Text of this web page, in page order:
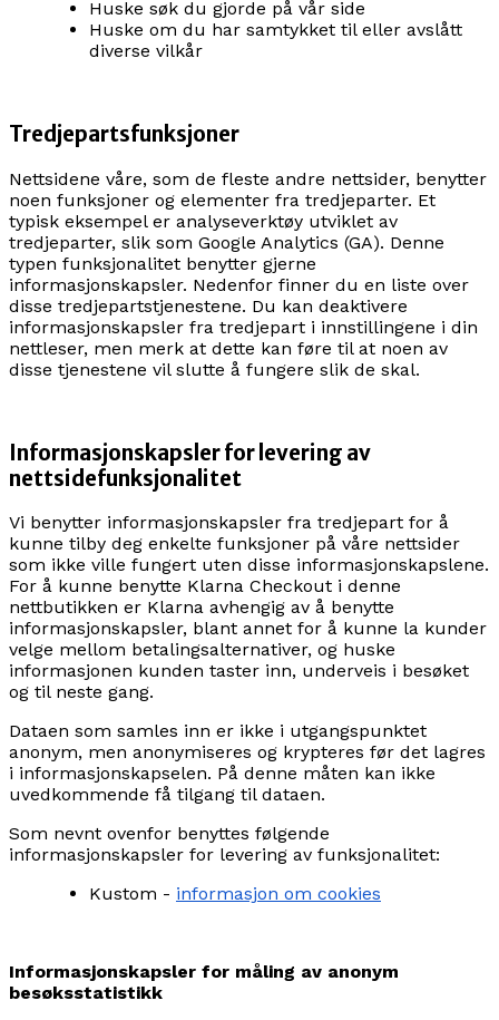
Huske søk du gjorde på vår side
Huske om du har samtykket til eller avslått
diverse vilkår
Tredjepartsfunksjoner
Nettsidene våre, som de fleste andre nettsider, benytter
noen funksjoner og elementer fra tredjeparter. Et
typisk eksempel er analyseverktøy utviklet av
tredjeparter, slik som Google Analytics (GA). Denne
typen funksjonalitet benytter gjerne
informasjonskapsler. Nedenfor finner du en liste over
disse tredjepartstjenestene. Du kan deaktivere
informasjonskapsler fra tredjepart i innstillingene i din
nettleser, men merk at dette kan føre til at noen av
disse tjenestene vil slutte å fungere slik de skal.
Informasjonskapsler for levering av
nettsidefunksjonalitet
Vi benytter informasjonskapsler fra tredjepart for å
kunne tilby deg enkelte funksjoner på våre nettsider
som ikke ville fungert uten disse informasjonskapslene.
For å kunne benytte Klarna Checkout i denne
nettbutikken er Klarna avhengig av å benytte
informasjonskapsler, blant annet for å kunne la kunder
velge mellom betalingsalternativer, og huske
informasjonen kunden taster inn, underveis i besøket
og til neste gang.
Dataen som samles inn er ikke i utgangspunktet
anonym, men anonymiseres og krypteres før det lagres
i informasjonskapselen. På denne måten kan ikke
uvedkommende få tilgang til dataen.
Som nevnt ovenfor benyttes følgende
informasjonskapsler for levering av funksjonalitet:
Kustom - informasjon om cookies
Informasjonskapsler for måling av anonym
besøksstatistikk